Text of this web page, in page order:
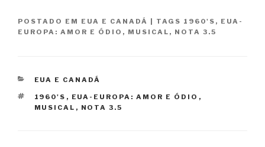
POSTADO EM EUA E CANADÁ | TAGS 1960'S , EUA-
EUROPA: AMOR E ÓDIO , MUSICAL , NOTA 3.5
CATEGORIAS
EUA E CANADÁ
TAGS
1960'S , EUA-EUROPA: AMOR E ÓDIO ,
MUSICAL , NOTA 3.5